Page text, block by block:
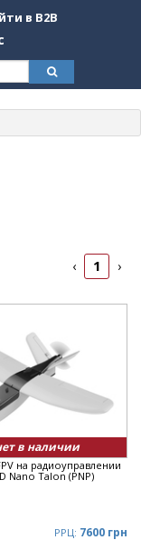
в B2B
Контакты
‹ 1 ›
в наличии
на радиоуправлении
Nano Talon (PNP)
РРЦ: 7600 грн